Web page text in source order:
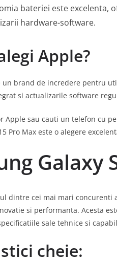
bateriei este excelenta,
hardware-software.
Apple?
un brand de incredere pentru
si actualizarile software
Apple sau cauti un telefon cu
Pro Max este o alegere
Galaxy
dintre cei mai mari concurenti
si performanta. Acesta
sale tehnice si
cheie: